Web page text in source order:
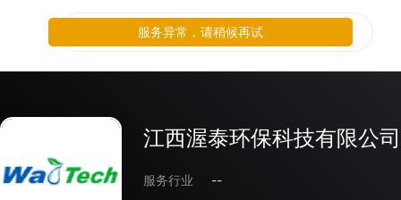
江西渥泰环保科技有限公司
服务行业
--
服务异常，请稍候再试